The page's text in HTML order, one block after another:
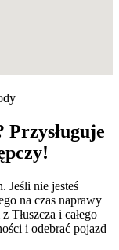
Jeśli nie jesteś
na czas naprawy
Tłuszcza i całego
i odebrać pojazd